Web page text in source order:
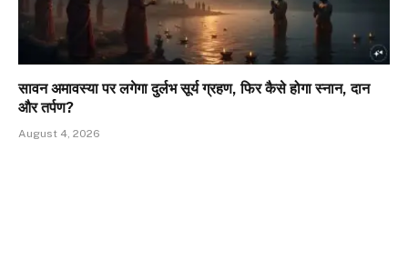
सावन अमावस्या पर लगेगा दुर्लभ सूर्य ग्रहण, फिर कैसे होगा स्नान, दान
और तर्पण?
August 4, 2026